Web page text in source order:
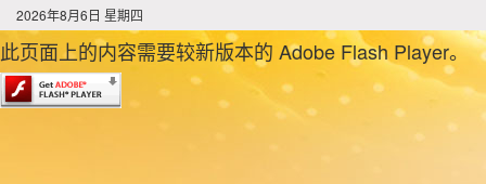
2026年8月6日 星期四
此页面上的内容需要较新版本的 Adobe Flash Player。